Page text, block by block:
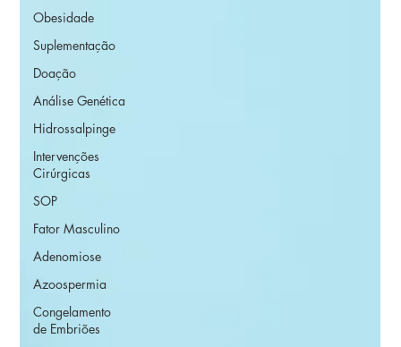
Obesidade
Suplementação
Doação
Análise Genética
Hidrossalpinge
Intervenções
Cirúrgicas
SOP
Fator Masculino
Adenomiose
Azoospermia
Congelamento
de Embriões